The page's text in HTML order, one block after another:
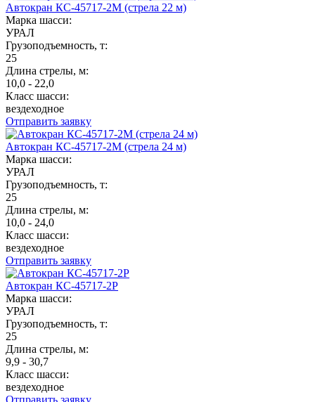
Автокран КС-45717-2М (стрела 22 м)
Марка шасси:
УРАЛ
Грузоподъемность, т:
25
Длина стрелы, м:
10,0 - 22,0
Класс шасси:
вездеходное
Отправить заявку
Автокран КС-45717-2М (стрела 24 м)
Марка шасси:
УРАЛ
Грузоподъемность, т:
25
Длина стрелы, м:
10,0 - 24,0
Класс шасси:
вездеходное
Отправить заявку
Автокран КС-45717-2Р
Марка шасси:
УРАЛ
Грузоподъемность, т:
25
Длина стрелы, м:
9,9 - 30,7
Класс шасси:
вездеходное
Отправить заявку